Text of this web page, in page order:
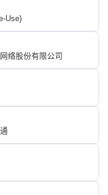
Use)
络股份有限公司